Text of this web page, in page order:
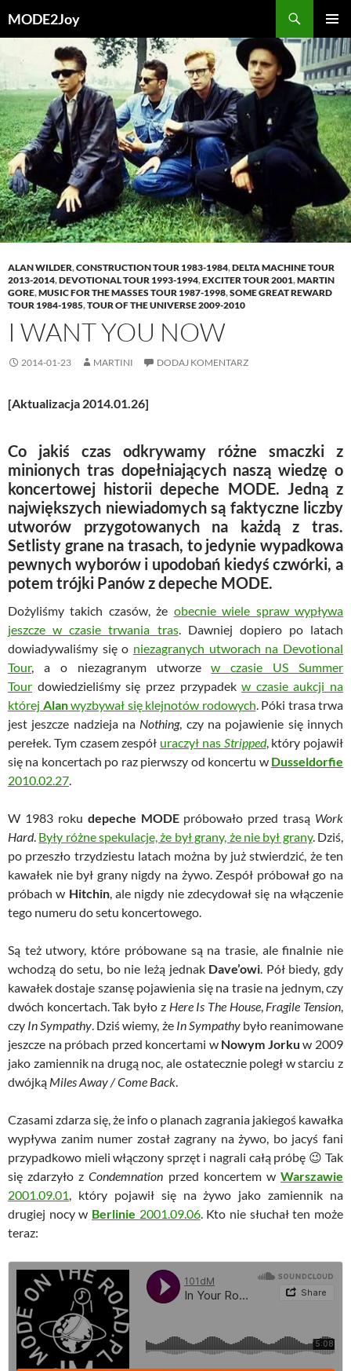
doMODE2Joy
MENU
ALAN WILDER,CONSTRUCTION TOUR 1983-1984,DELTA MACHINE TOUR
2013-2014,DEVOTIONAL TOUR 1993-1994,EXCITER TOUR 2001,MARTIN
GORE,MUSIC FOR THE MASSES TOUR 1987-1998,SOME GREAT REWARD
TOUR 1984-1985,TOUR OF THE UNIVERSE 2009-2010
I WANT YOU NOW
2014-01-23 MARTINI DODAJ KOMENTARZ
[Aktualizacja 2014.01.26]
Co jakiś czas odkrywamy różne smaczki z
minionych tras dopełniających naszą wiedzę o
koncertowej historiidepeche MODE. Jedną z
największych niewiadomych są faktyczne liczby
utworów przygotowanych na każdą z tras.
Setlisty grane na trasach, to jedynie wypadkowa
pewnych wyborów i upodobań kiedyś czwórki, a
potem trójki Panów zdepeche MODE.
Dożyliśmy takich czasów, że obecnie wiele spraw wypływa
jeszcze w czasie trwania tras. Dawniej dopiero po latach
dowiadywaliśmy się o niezagranych utworach na Devotional
Tour, a o niezagranym utworzew czasie US Summer
Tour dowiedzieliśmy się przez przypadekw czasie aukcji na
której Alanwyzbywał się klejnotów rodowych. Póki trasa trwa
jest jeszcze nadzieja na Nothing, czy na pojawienie się innych
perełek. Tym czasem zespół uraczył nas Stripped, który pojawił
się na koncertach po raz pierwszy od koncertu w Dusseldorfie
2010.02.27.
W 1983 roku depeche MODEpróbowało przed trasą Work
Hard. Były różne spekulacje, że był grany, że nie był grany. Dziś,
po przeszło trzydziestu latach można by już stwierdzić, że ten
kawałek nie był grany nigdy na żywo. Zespół próbował go na
próbach w Hitchin, ale nigdy nie zdecydował się na włączenie
tego numeru do setu koncertowego.
Są też utwory, które próbowane są na trasie, ale finalnie nie
wchodzą do setu, bo nie leżą jednak Dave’owi. Pół biedy, gdy
kawałek dostaje szansę pojawienia się na trasie na jednym, czy
dwóch koncertach. Tak było z Here Is The House, Fragile Tension,
czy In Sympathy. Dziś wiemy, że In Sympathybyło reanimowane
jeszcze na próbach przed koncertami w Nowym Jorku w 2009
jako zamiennik na drugą noc, ale ostatecznie poległ w starciu z
dwójką Miles Away / Come Back.
Czasami zdarza się, że info o planach zagrania jakiegoś kawałka
wypływa zanim numer został zagrany na żywo, bo jacyś fani
przypadkowo mieli włączony sprzęt i nagrali całą próbę 😉 Tak
się zdarzyło zCondemnation przed koncertem wWarszawie
2001.09.01, który pojawił się na żywo jako zamiennik na
drugiej nocy w Berlinie 2001.09.06. Kto nie słuchał ten może
teraz: